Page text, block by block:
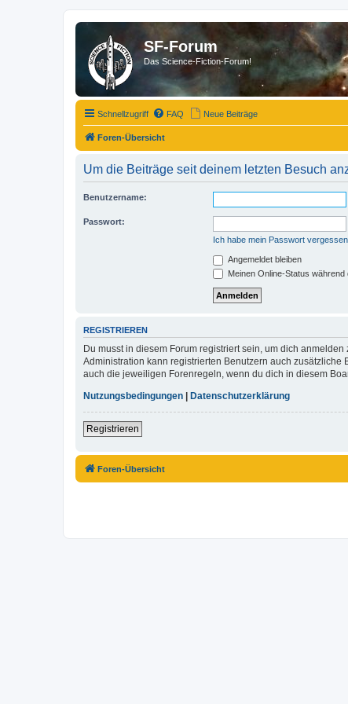
SF-Forum
Das Science-Fiction-Forum!
Schnellzugriff FAQ Neue Beiträge
Foren-Übersicht
Um die Beiträge seit deinem letzten Besuch
Benutzername:
Passwort:
Ich habe mein Passwort vergessen
Angemeldet bleiben
Meinen Online-Status
REGISTRIEREN
Du musst in diesem Forum registriert sein, um dich
Administration kann registrierten Benutzern auch
auch die jeweiligen Forenregeln, wenn du dich in diesem
Nutzungsbedingungen | Datenschutzerklärung
Registrieren
Foren-Übersicht